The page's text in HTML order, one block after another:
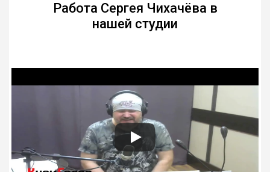
Работа Сергея Чихачёва в
нашей студии